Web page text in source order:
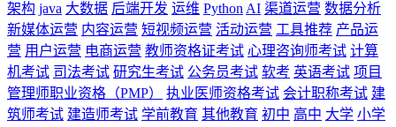
架构 java 大数据 后端开发 运维 Python AI 渠道运营 数据分析
新媒体运营 内容运营 短视频运营 活动运营 工具推荐 产品运
营 用户运营 电商运营 教师资格证考试 心理咨询师考试 计算
机考试 司法考试 研究生考试 公务员考试 软考 英语考试 项目
管理师职业资格（PMP）
执业医师资格考试 会计职称考试 建
筑师考试 建造师考试 学前教育 其他教育 初中 高中 大学 小学